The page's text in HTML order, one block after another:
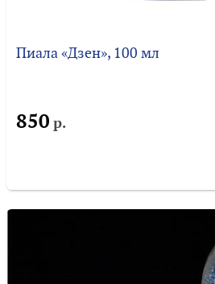
Пиала «Дзен», 100 мл
850 р.